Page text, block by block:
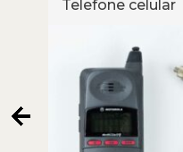
Telefone celular